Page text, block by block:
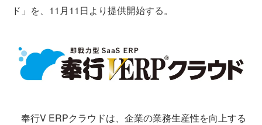
ド」を、11月11日より提供開始する。
奉行V ERPクラウドは、企業の業務生産性を向上する